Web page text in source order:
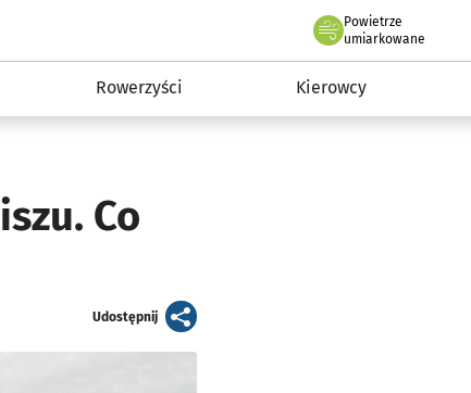
Powietrze
we Wrocławiu
umiarkowane
Rowerzyści Kierowcy
Co
Udostępnijartykuł